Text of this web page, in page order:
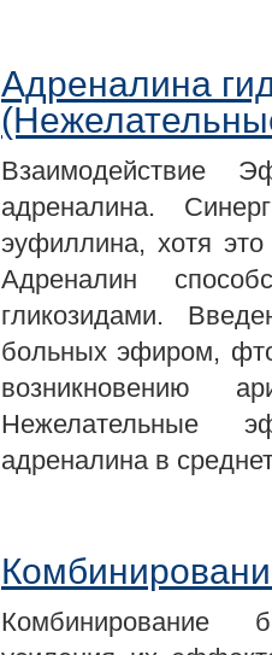
Адреналина
Взаимодействие
адреналина.
эуфиллина, хотя
Адреналин
гликозидами.
больных эфиром,
возникновению
Нежелательные
адреналина в
Комбинирование